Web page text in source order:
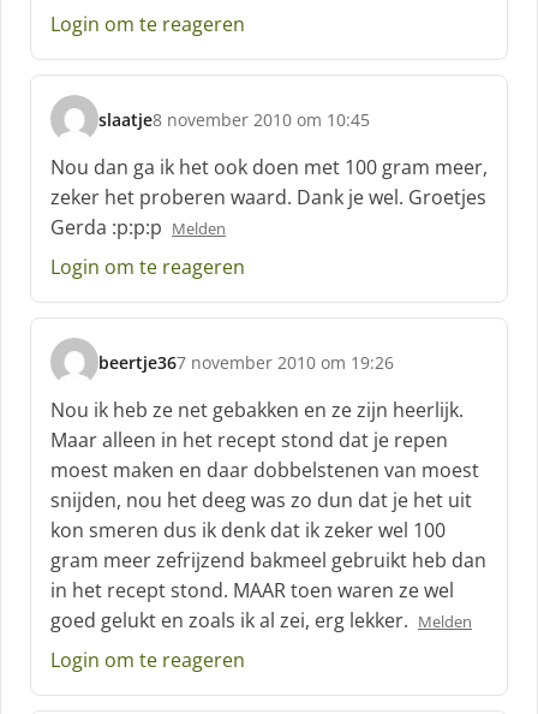
Login om te reageren
slaatje
s
c
h
r
e
e
:
8 november 2010 om 10:45
Nou dan ga ik het ook doen met 100 gram meer,
zeker het proberen waard. Dank je wel. Groetjes
Gerda :p:p:p Melden
Login om te reageren
beertje36
s
c
h
r
e
e
f
7 november 2010 om 19:26
Nou ik heb ze net gebakken en ze zijn heerlijk.
Maar alleen in het recept stond dat je repen
moest maken en daar dobbelstenen van moest
snijden, nou het deeg was zo dun dat je het uit
kon smeren dus ik denk dat ik zeker wel 100
gram meer zefrijzend bakmeel gebruikt heb dan
in het recept stond. MAAR toen waren ze wel
goed gelukt en zoals ik al zei, erg lekker. Melden
Login om te reageren